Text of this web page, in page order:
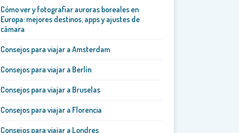
Cómo ver y fotografiar auroras boreales en
Europa: mejores destinos, apps y ajustes de
cámara
Consejos para viajar a Amsterdam
Consejos para viajar a Berlín
Consejos para viajar a Bruselas
Consejos para viajar a Florencia
Consejos para viajar a Londres